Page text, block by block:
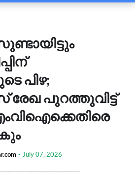
പിഴ;
പുറത്തുവിട്ട്
- July 07, 2026